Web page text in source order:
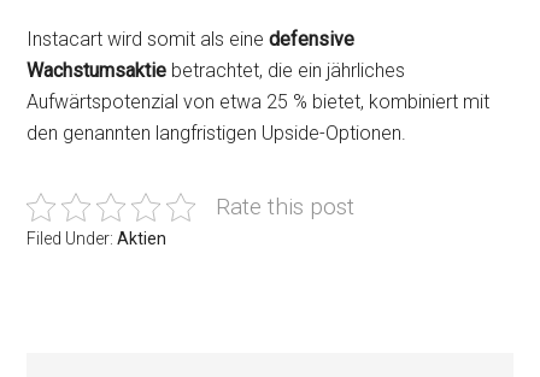
Instacart wird somit als einedefensive
Wachstumsaktie betrachtet, die ein jährliches
Aufwärtspotenzial von etwa 25 % bietet, kombiniert mit
den genannten langfristigen Upside-Optionen.
Rate this post
Filed Under:Aktien